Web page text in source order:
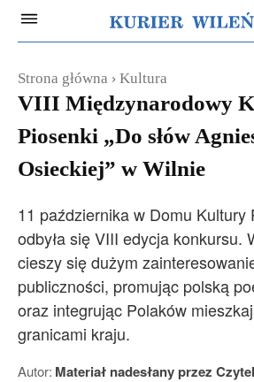
Strona główna Kultura
VIII Międzynarodowy
Piosenki „Do słów
Osieckiej” w Wilnie
11 października w Domu Kultury
odbyła się VIII edycja konkursu.
cieszy się dużym
publiczności, promując polską
oraz integrując Polaków
granicami kraju.
Autor: Materiał nadesłany przez